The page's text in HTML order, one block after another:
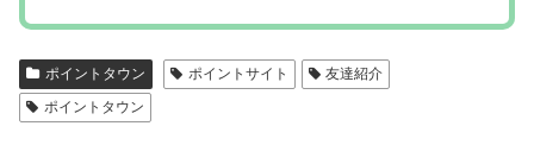
ポイントタウン ポイントサイト
友達紹介
ポイントタウン